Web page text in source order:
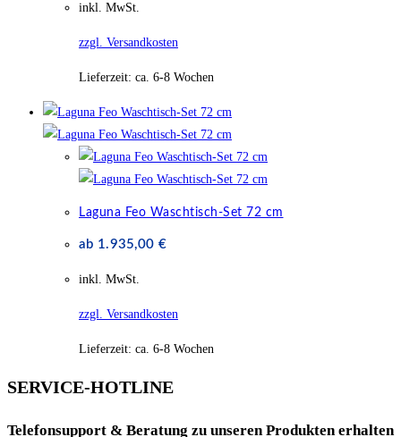
inkl. MwSt.
zzgl. Versandkosten
Lieferzeit: ca. 6-8 Wochen
Laguna Feo Waschtisch-Set 72 cm
ab 1.935,00 €
inkl. MwSt.
zzgl. Versandkosten
Lieferzeit: ca. 6-8 Wochen
SERVICE-HOTLINE
Telefonsupport & Beratung zu unseren Produkten erhalten